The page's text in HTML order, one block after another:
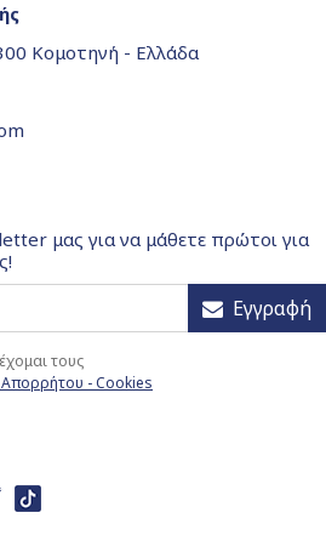
Κομοτηνή - Ελλάδα
μας για να μάθετε πρώτοι για
Εγγραφή
τους
- Cookies